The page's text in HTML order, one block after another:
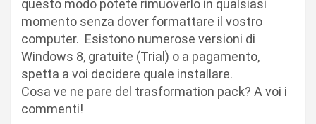
questo modo potete rimuoverlo in qualsiasi
momento senza dover formattare il vostro
computer. Esistono numerose versioni di
Windows 8, gratuite (Trial) o a pagamento,
spetta a voi decidere quale installare.
Cosa ve ne pare del trasformation pack? A voi i
commenti!